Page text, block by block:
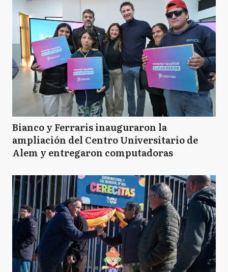
Bianco y Ferraris inauguraron la
ampliación del Centro Universitario de
Alem y entregaron computadoras